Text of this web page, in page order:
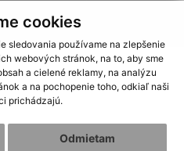
cookies
sledovania používame na zlepšenie
webových stránok, na to, aby sme
a cielené reklamy, na analýzu
a na pochopenie toho, odkiaľ naši
prichádzajú.
Odmietam
webex.digital